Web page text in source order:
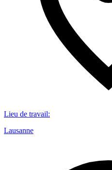
Lieu de travail:
Lausanne